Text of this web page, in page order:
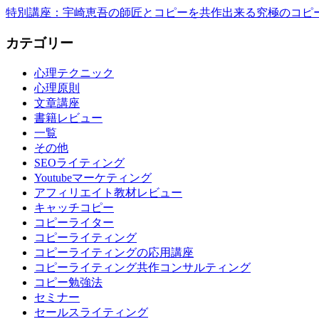
特別講座：宇崎恵吾の師匠とコピーを共作出来る究極のコピ
カテゴリー
心理テクニック
心理原則
文章講座
書籍レビュー
一覧
その他
SEOライティング
Youtubeマーケティング
アフィリエイト教材レビュー
キャッチコピー
コピーライター
コピーライティング
コピーライティングの応用講座
コピーライティング共作コンサルティング
コピー勉強法
セミナー
セールスライティング